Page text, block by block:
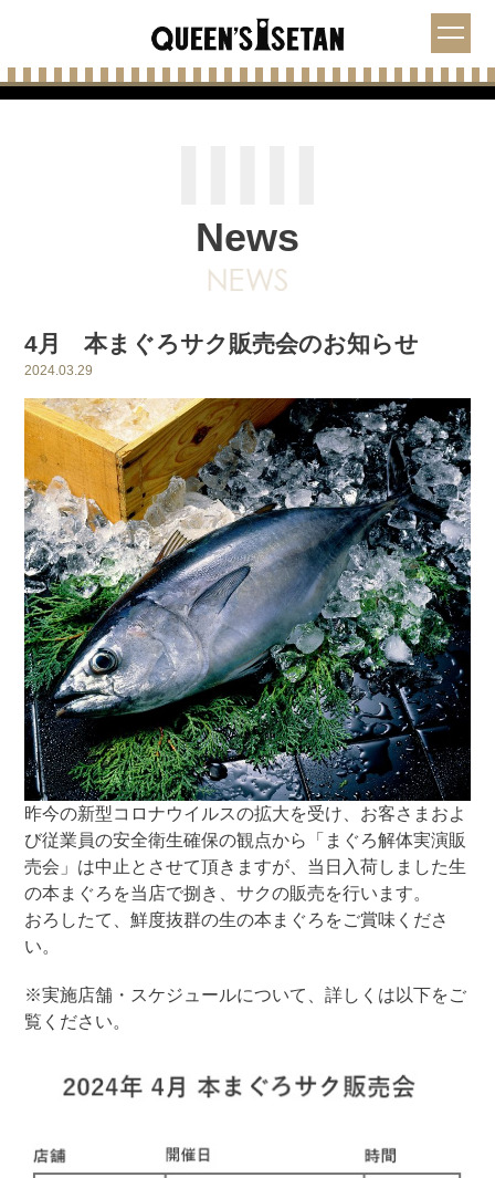
News
4月 本まぐろサク販売会のお知らせ
2024.03.29
昨今の新型コロナウイルスの拡大を受け、お客さまおよ
び従業員の安全衛生確保の観点から「まぐろ解体実演販
売会」は中止とさせて頂きますが、当日入荷しました生
の本まぐろを当店で捌き、サクの販売を行います。
おろしたて、鮮度抜群の生の本まぐろをご賞味くださ
い。
※実施店舗・スケジュールについて、詳しくは以下をご
覧ください。